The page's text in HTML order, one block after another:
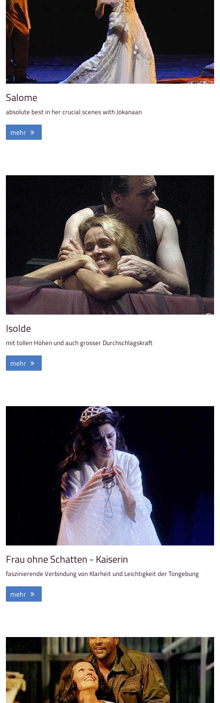
Salome
absolute best in her crucial scenes with Jokanaan
mehr
Isolde
mit tollen Höhen und auch grosser Durchschlagskraft
mehr
Frau ohne Schatten - Kaiserin
faszinierende Verbindung von Klarheit und Leichtigkeit der Tongebung
mehr